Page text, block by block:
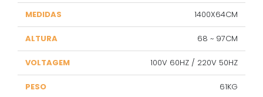
MEDIDAS 1400X64CM
ALTURA 68 ~ 97CM
VOLTAGEM 100V 60HZ / 220V 50HZ
PESO 61KG